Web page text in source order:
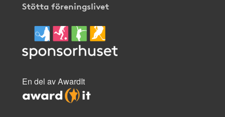
Stötta föreningslivet
En del av AwardIt